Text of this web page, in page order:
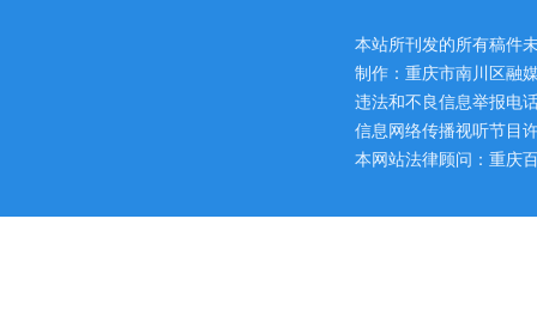
本站所刊发的所有稿件
制作：重庆市南川区融
违法和不良信息举报电
信息网络传播视听节目
本网站法律顾问：重庆